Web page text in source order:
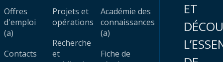
Offres
d'emploi
(a)
Contacts
Projets et
opérations
Recherche
et
Académie des
connaissances
(a)
Fiche de
ET